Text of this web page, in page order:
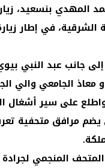
المهدي بنسعيد،
الشرقية، في إطار
إلى جانب عبد النبي
الجامعي والي
على سير أشغال
يضم مرافق متحفية
المنجمي